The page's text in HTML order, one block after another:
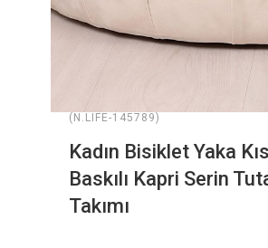
Kadın Bisiklet Yaka
Baskılı Kapri Serin
Takımı
(N.LIFE-145789)